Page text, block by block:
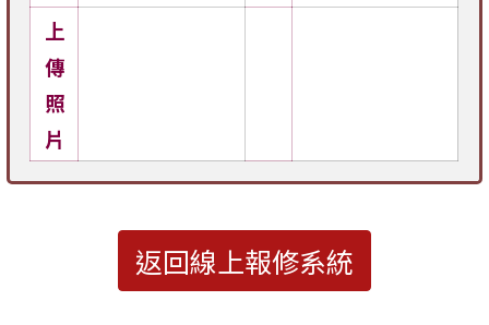
上
傳
照
片
返回線上報修系統